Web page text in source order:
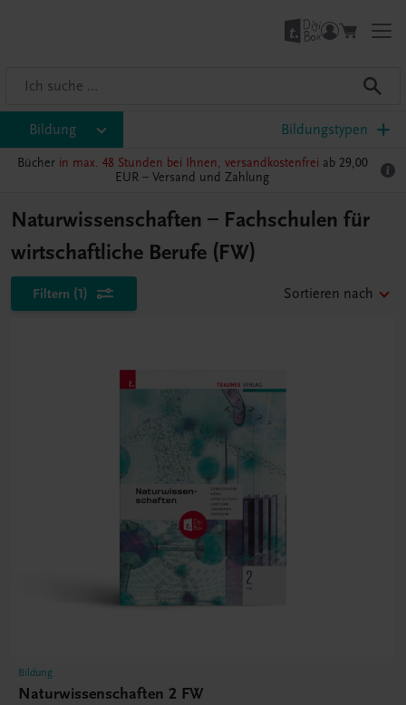
Bildung Bildungstypen
Bücher in max. 48 Stunden bei Ihnen, versandkostenfrei ab 29,00
EUR – Versand und Zahlung
Naturwissenschaften – Fachschulen für
wirtschaftliche Berufe (FW)
Filtern (1) Sortieren nach
Bildung
Naturwissenschaften 2 FW